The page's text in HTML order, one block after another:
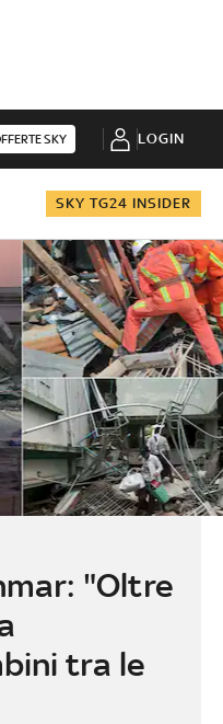
SKY LOGIN
SKY TG24 INSIDER
"Oltre
tra le